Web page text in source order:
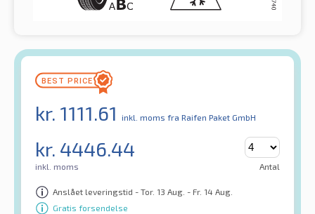
kr. 1111.61 inkl. moms fra Raifen Paket GmbH
kr. 4446.44
inkl. moms Antal
Anslået leveringstid - Tor. 13 Aug. - Fr. 14 Aug.
Gratis forsendelse